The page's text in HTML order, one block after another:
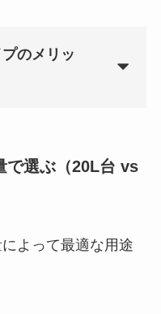
のメリッ
選ぶ（20L台 vs
よって最適な用途